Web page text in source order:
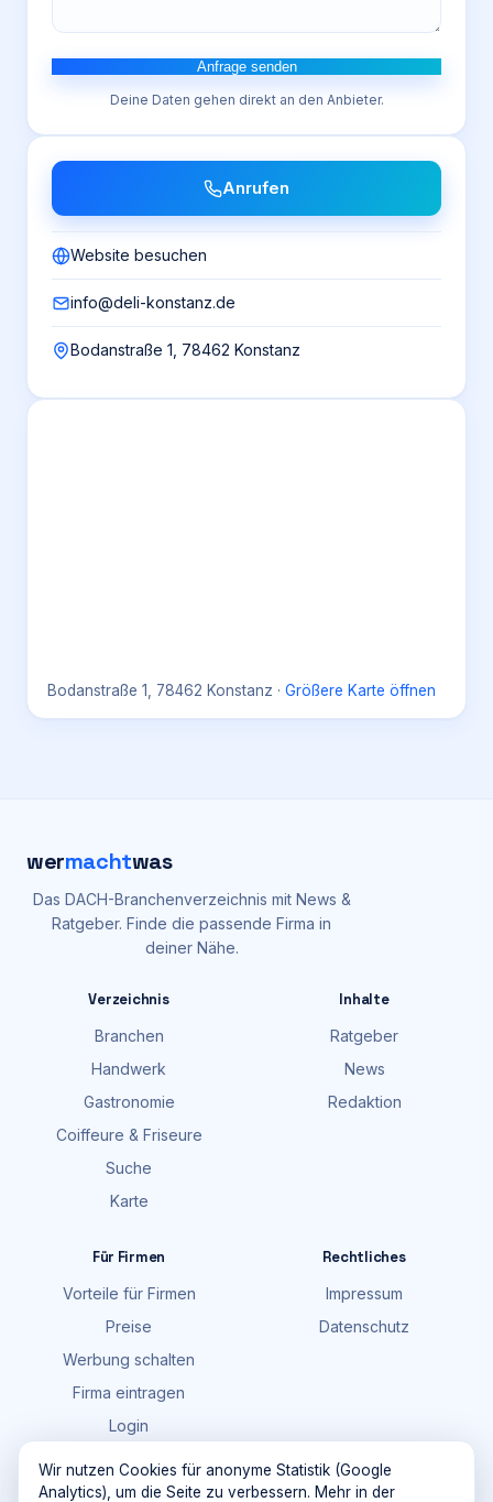
Anfrage senden
Deine Daten gehen direkt an den Anbieter.
Anrufen
Website besuchen
info@deli-konstanz.de
Bodanstraße 1, 78462 Konstanz
Bodanstraße 1, 78462 Konstanz · Größere Karte öffnen
wermachtwas
Das DACH-Branchenverzeichnis mit News &
Ratgeber. Finde die passende Firma in
deiner Nähe.
Verzeichnis
Branchen
Handwerk
Gastronomie
Coiffeure & Friseure
Suche
Karte
Inhalte
Ratgeber
News
Redaktion
Für Firmen
Vorteile für Firmen
Preise
Werbung schalten
Firma eintragen
Login
Rechtliches
Impressum
Datenschutz
Wir nutzen Cookies für anonyme Statistik (Google
Analytics), um die Seite zu verbessern. Mehr in der